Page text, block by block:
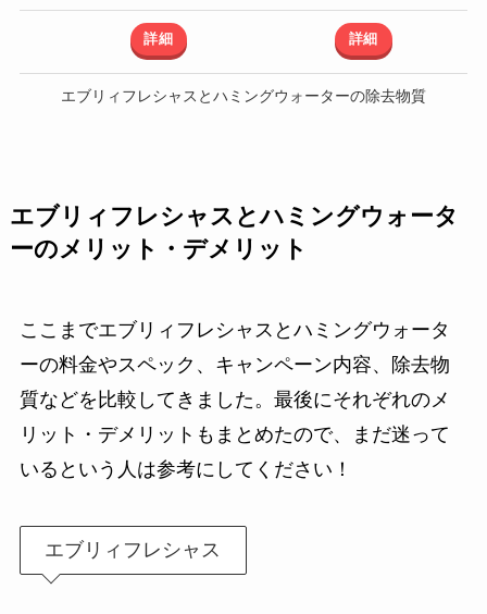
詳細 詳細
エブリィフレシャスとハミングウォーターの除去物質
エブリィフレシャスとハミングウォータ
ーのメリット・デメリット
ここまでエブリィフレシャスとハミングウォータ
ーの料金やスペック、キャンペーン内容、除去物
質などを比較してきました。最後にそれぞれのメ
リット・デメリットもまとめたので、まだ迷って
いるという人は参考にしてください！
エブリィフレシャス